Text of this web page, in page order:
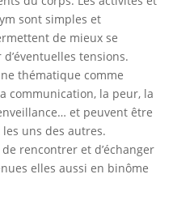
sont simples et
de mieux se
tensions.
thématique comme
communication, la peur, la
et peuvent être
uns des autres.
de rencontrer et d’échanger
elles aussi en binôme